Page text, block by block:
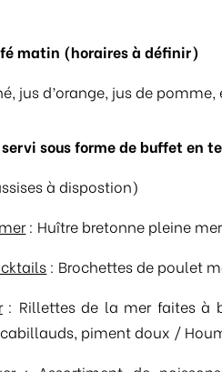
matin (horaires à définir)
jus d’orange, jus de
sous forme de buffet en
à dispostion)
: Huître bretonne pleine mer
: Brochettes de poulet
: Rillettes de la mer faites à
piment doux /